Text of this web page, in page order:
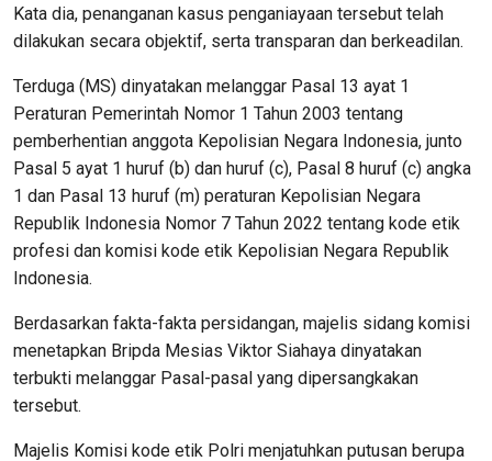
Kata dia, penanganan kasus penganiayaan tersebut telah
dilakukan secara objektif, serta transparan dan berkeadilan.
Terduga (MS) dinyatakan melanggar Pasal 13 ayat 1
Peraturan Pemerintah Nomor 1 Tahun 2003 tentang
pemberhentian anggota Kepolisian Negara Indonesia, junto
Pasal 5 ayat 1 huruf (b) dan huruf (c), Pasal 8 huruf (c) angka
1 dan Pasal 13 huruf (m) peraturan Kepolisian Negara
Republik Indonesia Nomor 7 Tahun 2022 tentang kode etik
profesi dan komisi kode etik Kepolisian Negara Republik
Indonesia.
Berdasarkan fakta-fakta persidangan, majelis sidang komisi
menetapkan Bripda Mesias Viktor Siahaya dinyatakan
terbukti melanggar Pasal-pasal yang dipersangkakan
tersebut.
Majelis Komisi kode etik Polri menjatuhkan putusan berupa